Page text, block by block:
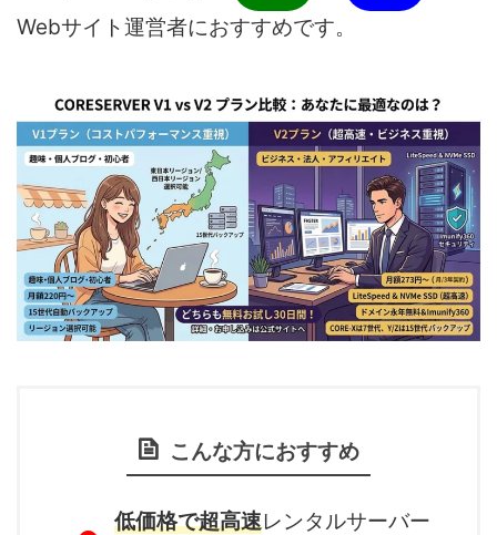
Webサイト運営者におすすめです。
こんな方におすすめ
低価格で超高速レンタルサーバー